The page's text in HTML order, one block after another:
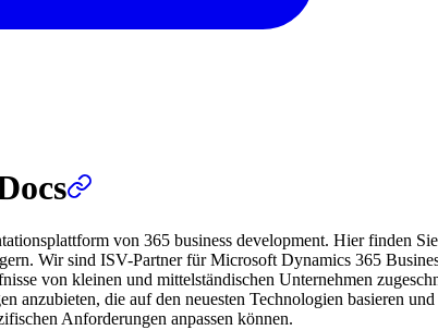
von 365 business development. Hier finden
Wir sind ISV-Partner für Microsoft Dynamics 365
von kleinen und mittelständischen Unternehmen
anzubieten, die auf den neuesten Technologien basieren
Anforderungen anpassen können.